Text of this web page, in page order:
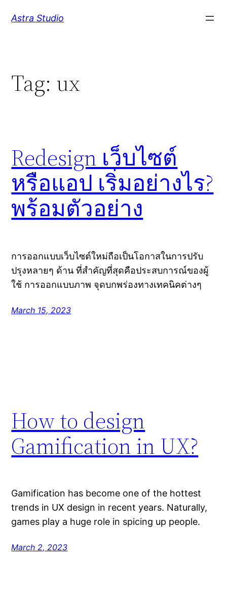
Astra Studio
Tag: ux
Redesign เว็บไซต์
หรือแอป เริ่มอย่างไร?
พร้อมตัวอย่าง
การออกแบบเว็บไซต์ใหม่ถือเป็นโอกาสในการปรับ
ปรุงหลายๆ ด้าน ที่สำคัญที่สุดคือประสบการณ์ของผู้
ใช้ การออกแบบภาพ จุดบกพร่องทางเทคนิคต่างๆ
March 15, 2023
How to design
Gamification in UX?
Gamification has become one of the hottest
trends in UX design in recent years. Naturally,
games play a huge role in spicing up people.
March 2, 2023